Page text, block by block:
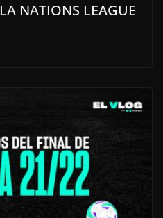
NATIONS LEAGUE